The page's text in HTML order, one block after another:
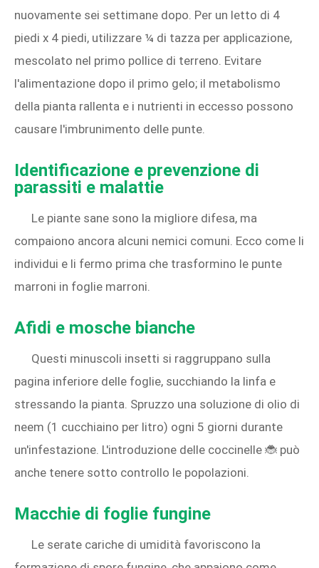
nuovamente sei settimane dopo. Per un letto di 4
piedi x 4 piedi, utilizzare ¼ di tazza per applicazione,
mescolato nel primo pollice di terreno. Evitare
l'alimentazione dopo il primo gelo; il metabolismo
della pianta rallenta e i nutrienti in eccesso possono
causare l'imbrunimento delle punte.
Identificazione e prevenzione di
parassiti e malattie
Le piante sane sono la migliore difesa, ma
compaiono ancora alcuni nemici comuni. Ecco come li
individui e li fermo prima che trasformino le punte
marroni in foglie marroni.
Afidi e mosche bianche
Questi minuscoli insetti si raggruppano sulla
pagina inferiore delle foglie, succhiando la linfa e
stressando la pianta. Spruzzo una soluzione di olio di
neem (1 cucchiaino per litro) ogni 5 giorni durante
un'infestazione. L'introduzione delle coccinelle 🐞 può
anche tenere sotto controllo le popolazioni.
Macchie di foglie fungine
Le serate cariche di umidità favoriscono la